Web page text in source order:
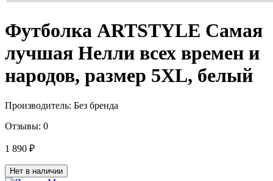
Футболка ARTSTYLE Самая
лучшая Нелли всех времен и
народов, размер 5XL, белый
Производитель: Без бренда
Отзывы: 0
1 890 ₽
Нет в наличии